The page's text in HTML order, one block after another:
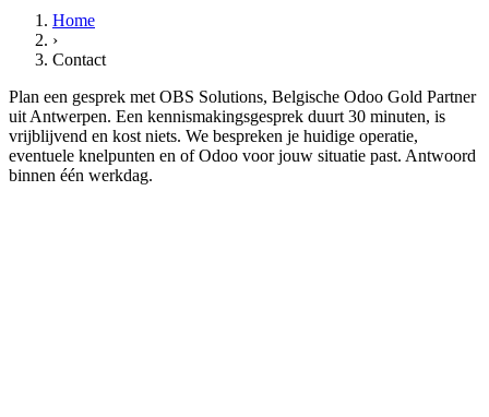
Home
›
Contact
Plan een gesprek met OBS Solutions, Belgische Odoo Gold Partner
uit Antwerpen. Een kennismakingsgesprek duurt 30 minuten, is
vrijblijvend en kost niets. We bespreken je huidige operatie,
eventuele knelpunten en of Odoo voor jouw situatie past. Antwoord
binnen één werkdag.